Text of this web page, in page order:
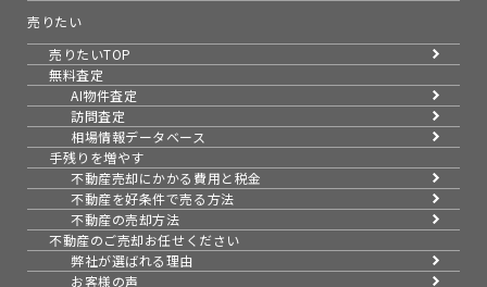
売りたい
売りたいTOP
無料査定
AI物件査定
訪問査定
相場情報データベース
手残りを増やす
不動産売却にかかる費用と税金
不動産を好条件で売る方法
不動産の売却方法
不動産のご売却お任せください
弊社が選ばれる理由
お客様の声